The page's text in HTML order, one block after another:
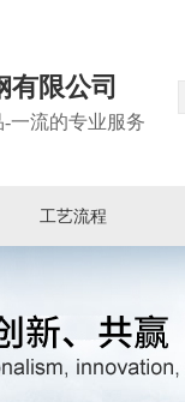
有限公司
一流的专业服务
工艺流程